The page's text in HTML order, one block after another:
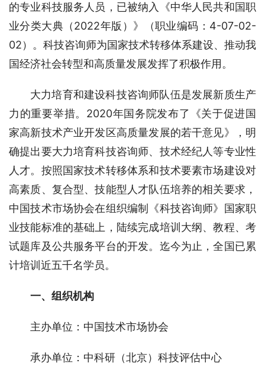
的专业科技服务人员，已被纳入《中华人民共和国职
业分类大典（2022年版）》（职业编码：4-07-02-
02）。科技咨询师为国家技术转移体系建设、推动我
国经济社会转型和高质量发展发挥了积极作用。
大力培育和建设科技咨询师队伍是发展新质生产
力的重要举措。2020年国务院发布了《关于促进国
家高新技术产业开发区高质量发展的若干意见》，明
确提出要大力培育科技咨询师、技术经纪人等专业性
人才。按照国家技术转移体系和技术要素市场建设对
高素质、复合型、技能型人才队伍培养的相关要求，
中国技术市场协会在组织编制《科技咨询师》国家职
业技能标准的基础上，陆续完成培训大纲、教程、考
试题库及公共服务平台的开发。迄今为止，全国已累
计培训近五千名学员。
一、组织机构
主办单位：中国技术市场协会
承办单位：中科研（北京）科技评估中心